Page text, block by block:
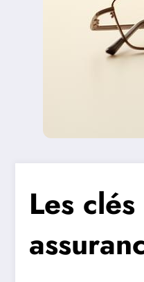
Les